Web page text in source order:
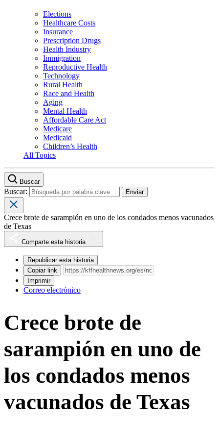
Elections
Healthcare Costs
Insurance
Prescription Drugs
Health Industry
Immigration
Reproductive Health
Technology
Rural Health
Race and Health
Aging
Mental Health
Affordable Care Act
Medicare
Medicaid
Children’s Health
All Topics
Buscar
Buscar:
Crece brote de sarampión en uno de los condados menos vacunados
de Texas
Comparte esta historia
Republicar esta historia
Copiar link
Imprimir
Correo electrónico
Crece brote de
sarampión en uno de
los condados menos
vacunados de Texas